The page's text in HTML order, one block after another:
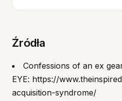
Źródła
Confessions of an ex
EYE: https://
acquisition-syndrome/